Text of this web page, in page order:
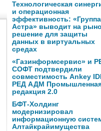
Технологическая
и операционная
эффективность: «Группа
Астра» выводит на
решение для защиты
данных в виртуальных
средах
«Газинформсервис» и
СОФТ подтвердили
совместимость Ankey
РЕД АДМ
редакция 2.0
БФТ-Холдинг
модернизировал
информационную
Алтайкрайимущества